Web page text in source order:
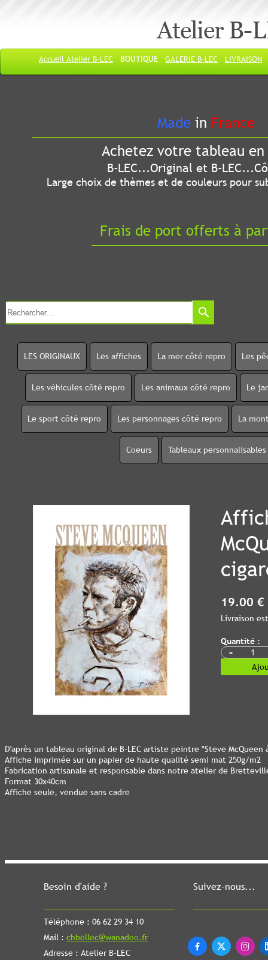
Atelier B-
Accueil Atelier B-LEC BOUTIQUE GALERIE B-LEC LIVRAISON
Besoin d'aide ?
Téléphone : 06 62 29 34 10
Mail : chbellec@wanadoo.fr
Adresse : Atelier B-LEC
Suivez-nous...
  
Made in France
Achetez votre tableau
B-LEC...Original et B-
Large choix de thèmes et de couleurs pour
Frais de port offerts à
search
LES ORIGINAUX Les affiches La mer côté repro Les
Les véhicules côté repro Les animaux côté repro Le
Le sport côté repro Les personnages côté repro La
Coeurs Tableaux personnalisables
19.00 €
Livraison
Quantité :
-
D'après un tableau original de B-LEC artiste peintre "Steve McQueen
Affiche imprimée sur un papier de haute qualité semi mat 250g/m2
Fabrication artisanale et responsable dans notre atelier de
Format 30x40cm
Affiche seule, vendue sans cadre